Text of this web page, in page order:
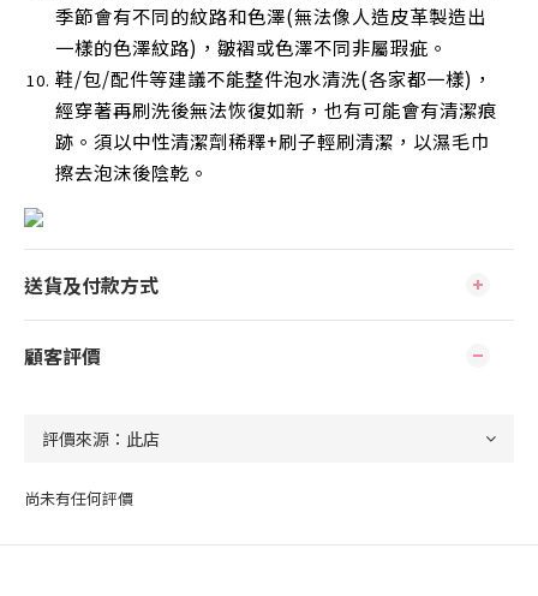
季節會有不同的紋路和色澤(無法像人造皮革製造出
一樣的色澤紋路)，皺褶或色澤不同非屬瑕疵。
鞋/包/配件等建議不能整件泡水清洗(各家都一樣)，
經穿著再刷洗後無法恢復如新，也有可能會有清潔痕
跡。須以中性清潔劑稀釋+刷子輕刷清潔，以濕毛巾
擦去泡沫後陰乾 。
送貨及付款方式
顧客評價
尚未有任何評價